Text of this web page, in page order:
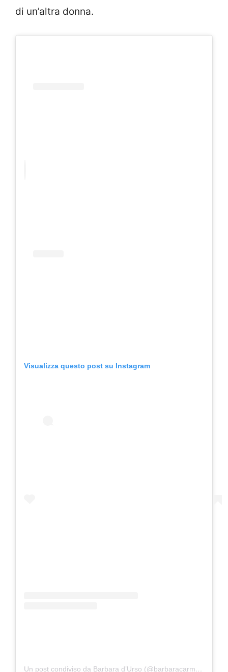
di un’altra donna.
Visualizza questo post su Instagram
Un post condiviso da Barbara d’Urso (@barbaracarmelitadurso)